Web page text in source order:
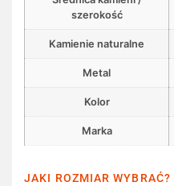
szerokość
Kamienie naturalne
Metal
Kolor
Marka
JAKI ROZMIAR WYBRAĆ?